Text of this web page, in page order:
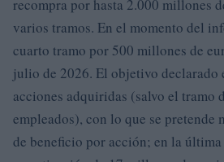
recompra por hasta 2.000 millones
varios tramos. En el momento del
cuarto tramo por 500 millones de
julio de 2026. El objetivo declarado
acciones adquiridas (salvo el tramo
empleados), con lo que se pretende
de beneficio por acción; en la